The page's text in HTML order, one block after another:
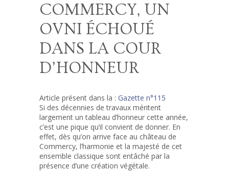
COMMERCY, UN
OVNI ÉCHOUÉ
DANS LA COUR
D’HONNEUR
Article présent dans la : Gazette n°115
Si des décennies de travaux méritent
largement un tableau d’honneur cette année,
c’est une pique qu’il convient de donner. En
effet, dès qu’on arrive face au château de
Commercy, l’harmonie et la majesté de cet
ensemble classique sont entâché par la
présence d’une création végétale.